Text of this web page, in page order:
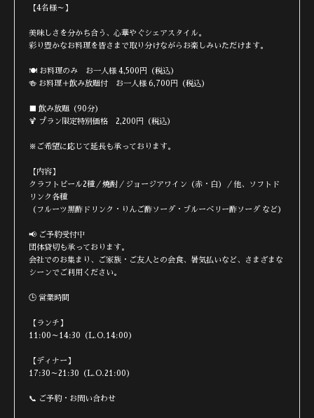
【4名様～】
美味しさを分かち合う、心華やぐシェアスタイル。
彩り豊かなお料理を皆さまで取り分けながらお楽しみいただけます。
🍽 お料理のみ お一人様 4,500円（税込）
🍻 お料理＋飲み放題付 お一人様 6,700円（税込）
■ 飲み放題（90分）
🍹 プラン限定特別価格 2,200円（税込）
※ご希望に応じて延長も承っております。
【内容】
クラフトビール2種／焼酎／ジョージアワイン（赤・白）／他、ソフトド
リンク各種
（フルーツ黒酢ドリンク・りんご酢ソーダ・ブルーベリー酢ソーダ など）
📢 ご予約受付中
団体貸切も承っております。
会社でのお集まり、ご家族・ご友人との会食、暑気払いなど、さまざまな
シーンでご利用ください。
🕒 営業時間
【ランチ】
11:00～14:30（L.O.14:00）
【ディナー】
17:30～21:30（L.O.21:00）
📞 ご予約・お問い合わせ